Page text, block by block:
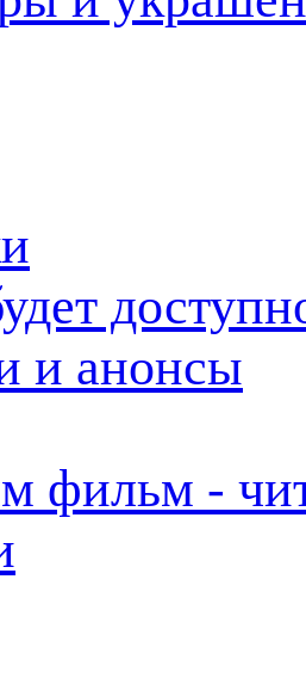
и анонсы
фильм -